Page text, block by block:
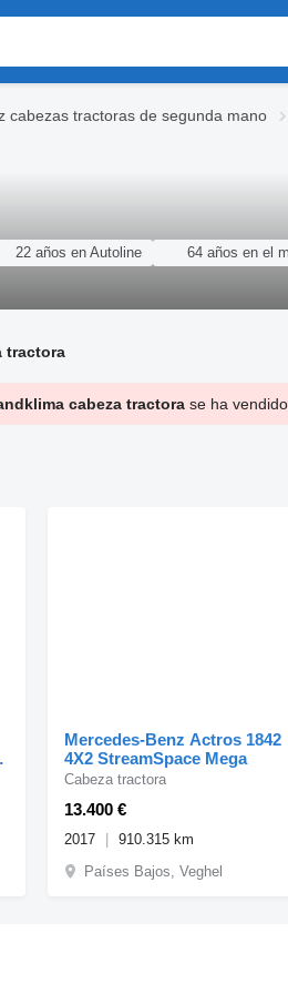
cabezas tractoras de segunda mano
22 años en Autoline 64 años en el
tractora
cabeza tractorase ha vendido
Mercedes-Benz Actros 1842
4X2 StreamSpace Mega
13.400 €
Cabeza tractora
2017
910.315 km
Países Bajos, Veghel